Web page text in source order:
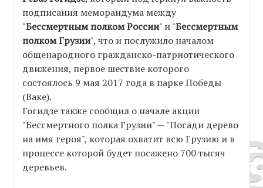
подписания меморандума между
"Бессмертным полком России" и "Бессмертным
полком Грузии", что и послужило началом
общенародного гражданско-патриотического
движения, первое шествие которого
состоялось 9 мая 2017 года в парке Победы
(Ваке).
Гогидзе также сообщил о начале акции
"Бессмертного полка Грузии" — "Посади дерево
на имя героя", которая охватит всю Грузию и в
процессе которой будет посажено 700 тысяч
деревьев.